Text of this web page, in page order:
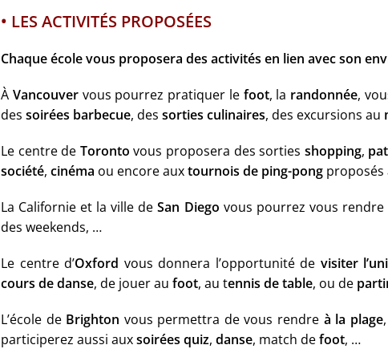
• LES ACTIVITÉS PROPOSÉES
Chaque école vous proposera des activités en lien avec son
À Vancouvervous pourrez pratiquer le foot, la randonnée,
des soirées barbecue, des sorties culinaires, des excursions au
Le centre de Toronto vous proposera des sorties shopping,
société, cinéma ou encore auxtournois de ping-pong proposés
La Californie et la ville deSan Diego vous pourrez vous rendre
des weekends, …
Le centre d’Oxford vous donnera l’opportunité de visiter
cours de danse, de jouer au foot, au tennis de table, ou de
L’école de Brighton vous permettra de vous rendre à la plage
participerez aussi auxsoirées quiz, danse, match defoot, …